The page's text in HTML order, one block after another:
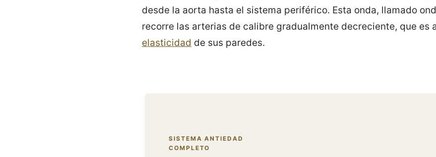
desde la aorta hasta el sistema periférico. Esta onda, llamado
recorre las arterias de calibre gradualmente decreciente, que es
elasticidad de sus paredes.
SISTEMA ANTIEDAD
COMPLETO